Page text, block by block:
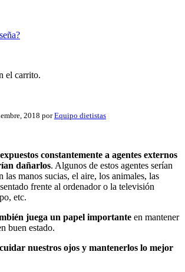
el carrito.
2018 porEquipo dietistas
expuestos constantemente a agentes externos
dañarlos. Algunos de estos agentes serían
las manos sucias, el aire, los animales, las
frente al ordenador o la televisión
etc.
juega un papel importante en mantener
buen estado.
nuestros ojos y mantenerlos lo mejor